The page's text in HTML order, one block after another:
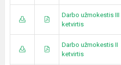
Darbo užmokestis III
ketvirtis
Darbo užmokestis II
ketvirtis